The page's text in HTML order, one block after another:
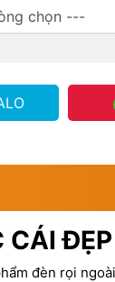
CÁI ĐẸP
đèn rọi